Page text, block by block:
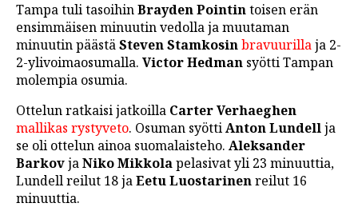
Tampa tuli tasoihinBrayden Pointintoisen erän
ensimmäisen minuutin vedolla ja muutaman
minuutin päästäSteven Stamkosinbravuurillaja 2-
2-ylivoimaosumalla. Victor Hedman syötti Tampan
molempia osumia.
Ottelun ratkaisi jatkoilla Carter Verhaeghen
mallikas rystyveto. Osuman syöttiAnton Lundellja
se oli ottelun ainoa suomalaisteho. Aleksander
BarkovjaNiko Mikkolapelasivat yli 23 minuuttia,
Lundell reilut 18 jaEetu Luostarinenreilut 16
minuuttia.
KOLUMNIT